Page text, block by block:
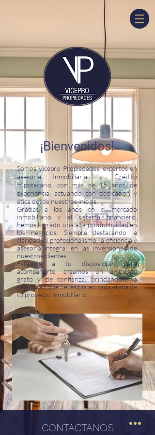
¡Bienvenidos!
Somos Vicepro Propiedades, expertos en
asesoría Inmobiliaria y Crédito
Hipotecario, con más de 15 años de
experiencia, actuando con dedicación y
ética desde nuestros inicios.
Gracias a los años en el mercado
inmobiliario y el sistema financiero,
hemos logrado una alta productividad en
los negocios. Siempre destacando la
claridad, el profesionalismo, la eficiencia y
asesoría integral en las inversiones de
nuestros clientes.
Estamos a tu disposición para
acompañarte, creamos un ambiente
grato y de confianza, brindándote la
seguridad que necesitas en cada etapa de
tu proyecto inmobiliario.
CONTÁCTANOS